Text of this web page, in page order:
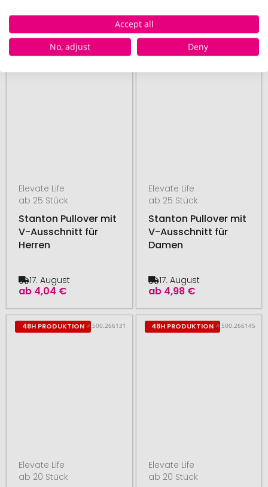
ab17,67 € ab27,43 €
48H PRODUKTION # 500.266105
Elevate Life
ab 25 Stück
Stanton Pullover mit
V-Ausschnitt für
Herren
ab 4,04 €
17. August
48H PRODUKTION
Elevate Life
ab 25 Stück
Stanton Pullover mit
V-Ausschnitt für
Damen
ab 4,98 €
17. August
48H PRODUKTION # 500.266131
Elevate Life
ab 20 Stück
48H PRODUKTION # 500.266145
Elevate Life
ab 20 Stück
Accept all
No, adjust
Deny